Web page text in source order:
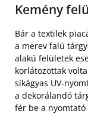
Kemény
Bár a textilek
a merev falú
alakú felületek
korlátozottak
síkágyas UV-
a dekorálandó
fér be a nyomtató